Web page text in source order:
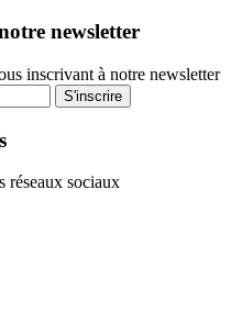
newsletter
inscrivant à notre newsletter
S'inscrire
réseaux sociaux